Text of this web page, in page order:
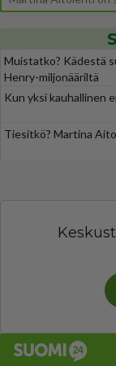
Muistatko? Kädestä
Henry-miljonääriltä
Kun yksi kauhallinen
Tiesitkö? Martina